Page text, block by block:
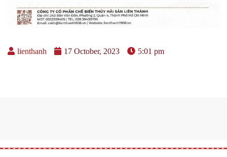
lienthanh 17 October, 2023 5:01 pm